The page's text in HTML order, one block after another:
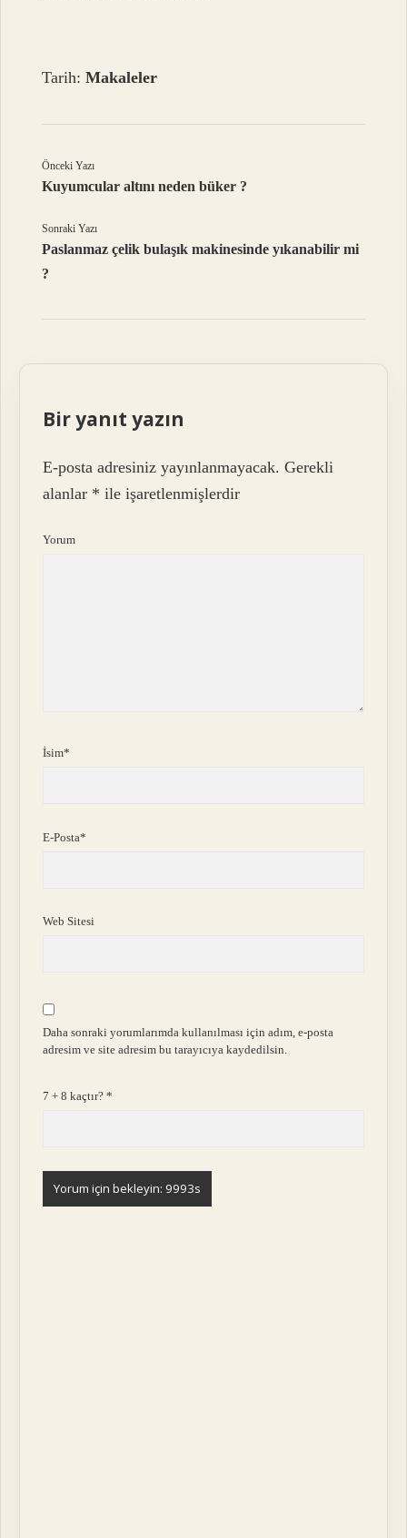
Tarih:Makaleler
Önceki Yazı
Kuyumcular altını neden büker ?
Sonraki Yazı
Paslanmaz çelik bulaşık makinesinde yıkanabilir mi
?
Bir yanıt yazın
E-posta adresiniz yayınlanmayacak. Gerekli
alanlar * ile işaretlenmişlerdir
Yorum
İsim*
E-Posta*
Web Sitesi
Daha sonraki yorumlarımda kullanılması için adım, e-posta
adresim ve site adresim bu tarayıcıya kaydedilsin.
7 + 8 kaçtır?*